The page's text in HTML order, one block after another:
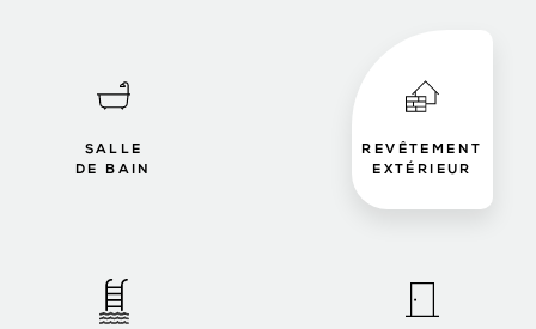
SALLE
DE BAIN
REVÊTEMENT
EXTÉRIEUR